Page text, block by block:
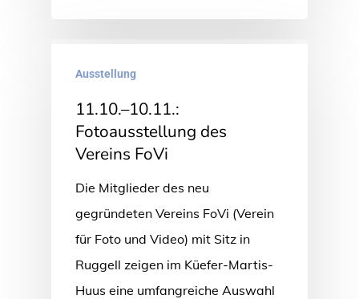
Ausstellung
11.10.–10.11.:
Fotoausstellung des
Vereins FoVi
Die Mitglieder des neu
gegründeten Vereins FoVi (Verein
für Foto und Video) mit Sitz in
Ruggell zeigen im Küefer-Martis-
Huus eine umfangreiche Auswahl